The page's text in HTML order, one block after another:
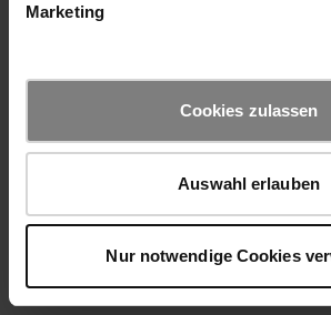
Marketing
Cookies zulassen
Auswahl erlauben
Nur notwendige Cookies